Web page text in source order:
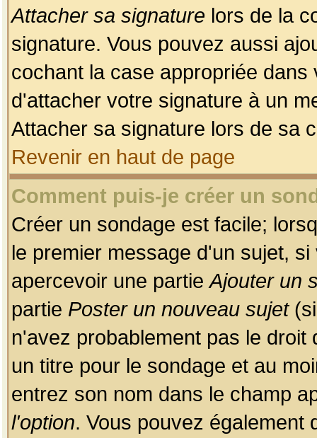
Attacher sa signature lors de la
signature. Vous pouvez aussi
cochant la case appropriée
d'attacher votre signature à un
Attacher sa signature lors de sa
Revenir en haut de page
Comment puis-je créer un
Créer un sondage est facile;
le premier message d'un sujet,
apercevoir une partieAjouter un
partie Poster un nouveau sujet(si
n'avez probablement pas le
un titre pour le sondage et au
entrez son nom dans le champ
l'option. Vous pouvez également